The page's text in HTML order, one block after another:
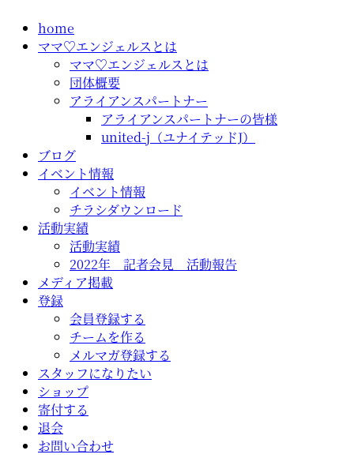
home
ママ♡エンジェルスとは
ママ♡エンジェルスとは
団体概要
アライアンスパートナー
アライアンスパートナーの皆様
united-j（ユナイテッドJ）
ブログ
イベント情報
イベント情報
チラシダウンロード
活動実績
活動実績
2022年 記者会見 活動報告
メディア掲載
登録
会員登録する
チームを作る
メルマガ登録する
スタッフになりたい
ショップ
寄付する
退会
お問い合わせ